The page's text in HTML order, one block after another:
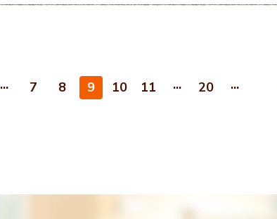
... 7 8 9 10 11 ... 20 ...